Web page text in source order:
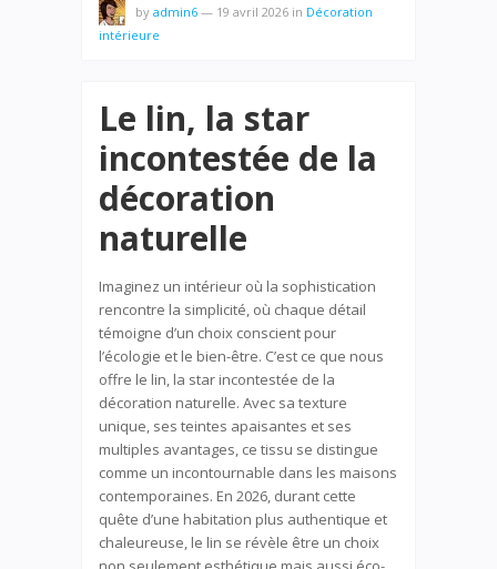
by admin6 — 19 avril 2026 in Décoration
intérieure
Le lin, la star
incontestée de la
décoration
naturelle
Imaginez un intérieur où la sophistication
rencontre la simplicité, où chaque détail
témoigne d’un choix conscient pour
l’écologie et le bien-être. C’est ce que nous
offre le lin, la star incontestée de la
décoration naturelle. Avec sa texture
unique, ses teintes apaisantes et ses
multiples avantages, ce tissu se distingue
comme un incontournable dans les maisons
contemporaines. En 2026, durant cette
quête d’une habitation plus authentique et
chaleureuse, le lin se révèle être un choix